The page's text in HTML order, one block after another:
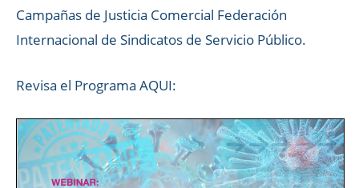
Campañas de Justicia Comercial Federación
Internacional de Sindicatos de Servicio Público.
Revisa el Programa AQUI: